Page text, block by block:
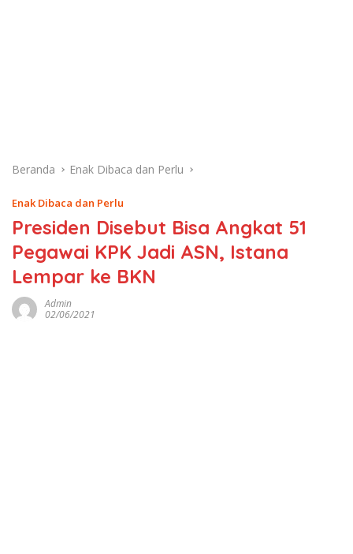
Beranda Enak Dibaca dan Perlu
Enak Dibaca dan Perlu
Presiden Disebut Bisa Angkat 51
Pegawai KPK Jadi ASN, Istana
Lempar ke BKN
Admin
02/06/2021